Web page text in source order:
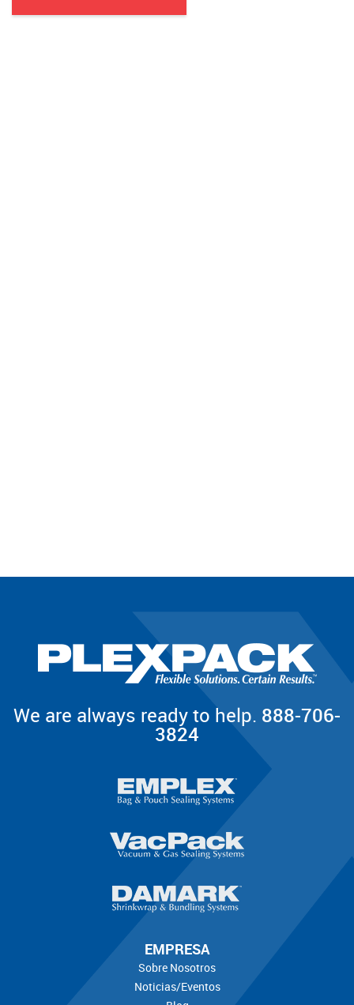
We are always ready to help. 888-706-
3824
EMPRESA
Sobre Nosotros
Noticias/Eventos